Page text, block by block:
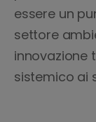
essere un
settore
innovazione
sistemico ai